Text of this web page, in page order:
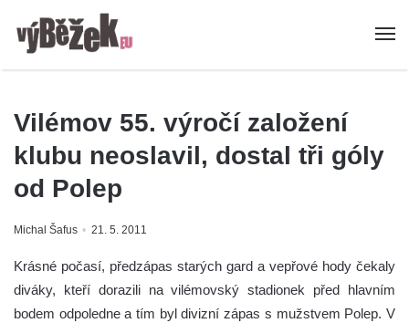
Vilémov 55. výročí založení
klubu neoslavil, dostal tři góly
od Polep
Michal Šafus 21. 5. 2011
Krásné počasí, předzápas starých gard a vepřové hody čekaly
diváky, kteří dorazili na vilémovský stadionek před hlavním
bodem odpoledne a tím byl divizní zápas s mužstvem Polep. V